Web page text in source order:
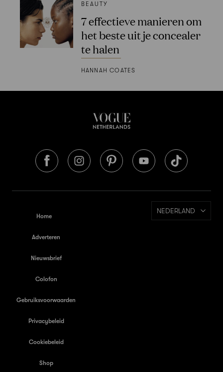
BEAUTY
7 effectieve manieren om
het beste uit je concealer
te halen
HANNAH COATES
Home
Adverteren
Nieuwsbrief
Colofon
Gebruiksvoorwaarden
Privacybeleid
Cookiebeleid
Shop
NEDERLAND